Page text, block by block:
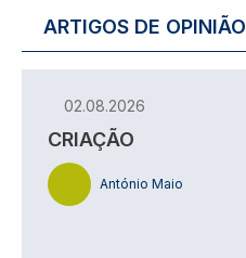
ARTIGOS DE OPINIÃO
02.08.2026
CRIAÇÃO
António Maio